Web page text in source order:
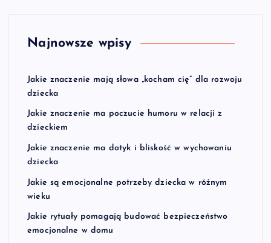
Najnowsze wpisy
Jakie znaczenie mają słowa „kocham cię” dla rozwoju
dziecka
Jakie znaczenie ma poczucie humoru w relacji z
dzieckiem
Jakie znaczenie ma dotyk i bliskość w wychowaniu
dziecka
Jakie są emocjonalne potrzeby dziecka w różnym
wieku
Jakie rytuały pomagają budować bezpieczeństwo
emocjonalne w domu